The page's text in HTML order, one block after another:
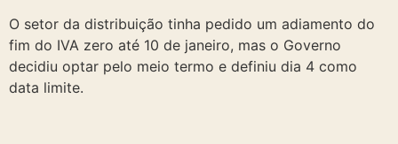
O setor da distribuição tinha pedido um adiamento do
fim do IVA zero até 10 de janeiro, mas o Governo
decidiu optar pelo meio termo e definiu dia 4 como
data limite.